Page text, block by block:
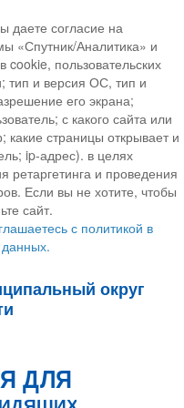
даете согласие на
«Спутник/Аналитика» и
пользовательских
тип и версия ОС, тип и
его экрана;
с какого сайта или
страницы открывает и
ip-адрес). в целях
ретаргетинга и проведения
Если вы не хотите, чтобы
сайт.
с политикой в